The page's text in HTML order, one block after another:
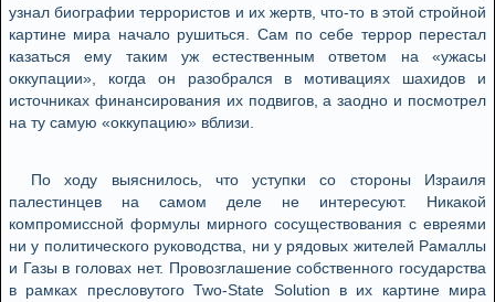
узнал биографии террористов и их жертв, что-то в этой стройной
картине мира начало рушиться. Сам по себе террор перестал
казаться ему таким уж естественным ответом на «ужасы
оккупации», когда он разобрался в мотивациях шахидов и
источниках финансирования их подвигов, а заодно и посмотрел
на ту самую «оккупацию» вблизи.
По ходу выяснилось, что уступки со стороны Израиля
палестинцев на самом деле не интересуют. Никакой
компромиссной формулы мирного сосуществования с евреями
ни у политического руководства, ни у рядовых жителей Рамаллы
и Газы в головах нет. Провозглашение собственного государства
в рамках пресловутого Two-State Solution в их картине мира